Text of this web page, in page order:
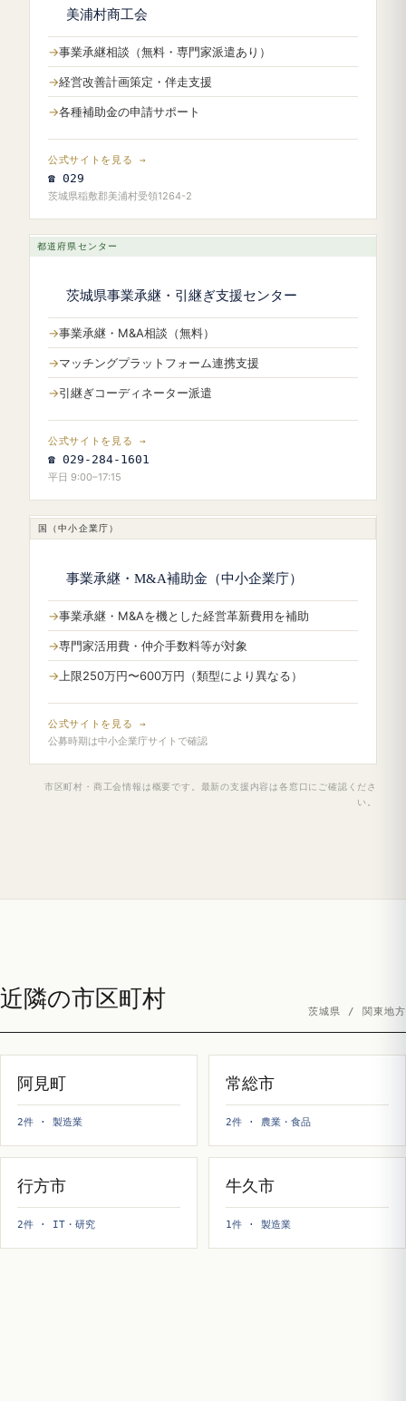
美浦村商工会
事業承継相談（無料・専門家派遣あり）
経営改善計画策定・伴走支援
各種補助金の申請サポート
公式サイトを見る →
☎ 029
茨城県稲敷郡美浦村受領1264-2
都道府県センター
茨城県事業承継・引継ぎ支援センター
事業承継・M&A相談（無料）
マッチングプラットフォーム連携支援
引継ぎコーディネーター派遣
公式サイトを見る →
☎ 029-284-1601
平日 9:00–17:15
国（中小企業庁）
事業承継・M&A補助金（中小企業庁）
事業承継・M&Aを機とした経営革新費用を補助
専門家活用費・仲介手数料等が対象
上限250万円〜600万円（類型により異なる）
公式サイトを見る →
公募時期は中小企業庁サイトで確認
市区町村・商工会情報は概要です。最新の支援内容は各窓口にご確認くださ
い。
近隣の市区町村 茨城県 / 関東地方
阿見町
2件 · 製造業
常総市
2件 · 農業・食品
行方市
2件 · IT・研究
牛久市
1件 · 製造業